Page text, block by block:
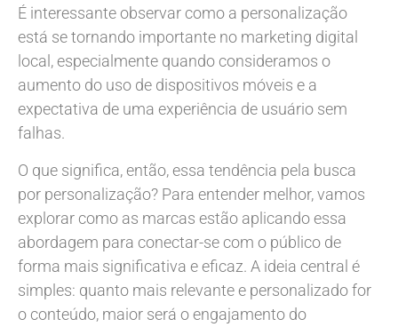
É interessante observar como a personalização
está se tornando importante no marketing digital
local, especialmente quando consideramos o
aumento do uso de dispositivos móveis e a
expectativa de uma experiência de usuário sem
falhas.
O que significa, então, essa tendência pela busca
por personalização? Para entender melhor, vamos
explorar como as marcas estão aplicando essa
abordagem para conectar-se com o público de
forma mais significativa e eficaz. A ideia central é
simples: quanto mais relevante e personalizado for
o conteúdo, maior será o engajamento do